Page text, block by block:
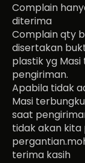
Complain
diterima
Complain qty
disertakan
plastik yg
pengiriman.
Apabila tidak
Masi
saat
tidak akan kita
terima kasih